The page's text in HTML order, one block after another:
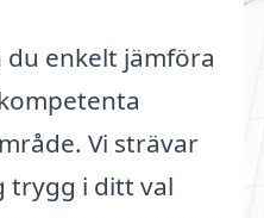
enkelt jämföra
Vi strävar
trygg i ditt val